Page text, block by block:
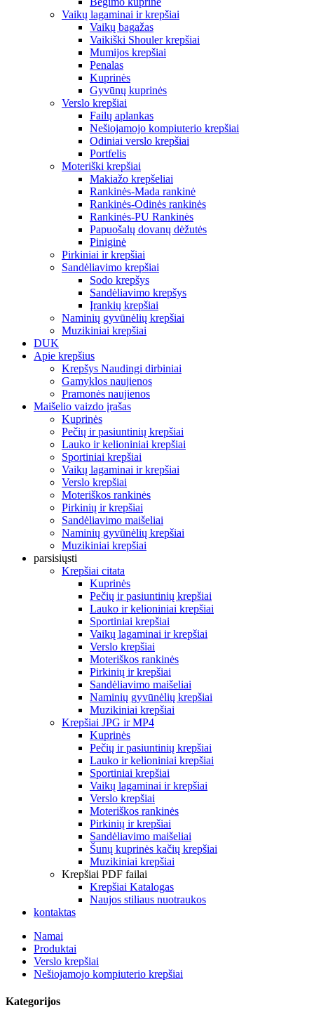
Vaikų lagaminai ir krepšiai
Vaikų bagažas
Vaikiški Shouler krepšiai
Mumijos krepšiai
Penalas
Kuprinės
Gyvūnų kuprinės
Verslo krepšiai
Failų aplankas
Nešiojamojo kompiuterio krepšiai
Odiniai verslo krepšiai
Portfelis
Moteriški krepšiai
Makiažo krepšeliai
Rankinės-Mada rankinė
Rankinės-Odinės rankinės
Rankinės-PU Rankinės
Papuošalų dovanų dėžutės
Piniginė
Pirkiniai ir krepšiai
Sandėliavimo krepšiai
Sodo krepšys
Sandėliavimo krepšys
Įrankių krepšiai
Naminių gyvūnėlių krepšiai
Muzikiniai krepšiai
DUK
Apie krepšius
Krepšys Naudingi dirbiniai
Gamyklos naujienos
Pramonės naujienos
Maišelio vaizdo įrašas
Kuprinės
Pečių ir pasiuntinių krepšiai
Lauko ir kelioniniai krepšiai
Sportiniai krepšiai
Vaikų lagaminai ir krepšiai
Verslo krepšiai
Moteriškos rankinės
Pirkinių ir krepšiai
Sandėliavimo maišeliai
Naminių gyvūnėlių krepšiai
Muzikiniai krepšiai
parsisiųsti
Krepšiai citata
Kuprinės
Pečių ir pasiuntinių krepšiai
Lauko ir kelioniniai krepšiai
Sportiniai krepšiai
Vaikų lagaminai ir krepšiai
Verslo krepšiai
Moteriškos rankinės
Pirkinių ir krepšiai
Sandėliavimo maišeliai
Naminių gyvūnėlių krepšiai
Muzikiniai krepšiai
Krepšiai JPG ir MP4
Kuprinės
Pečių ir pasiuntinių krepšiai
Lauko ir kelioniniai krepšiai
Sportiniai krepšiai
Vaikų lagaminai ir krepšiai
Verslo krepšiai
Moteriškos rankinės
Pirkinių ir krepšiai
Sandėliavimo maišeliai
Šunų kuprinės kačių krepšiai
Muzikiniai krepšiai
Krepšiai PDF failai
Krepšiai Katalogas
Naujos stiliaus nuotraukos
kontaktas
Namai
Produktai
Verslo krepšiai
Nešiojamojo kompiuterio krepšiai
Kategorijos